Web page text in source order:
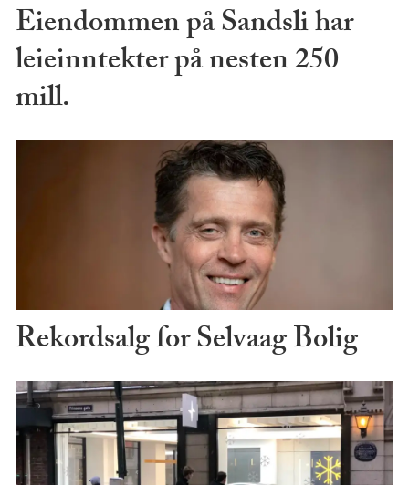
Eiendommen på Sandsli har
leieinntekter på nesten 250
mill.
Rekordsalg for Selvaag Bolig